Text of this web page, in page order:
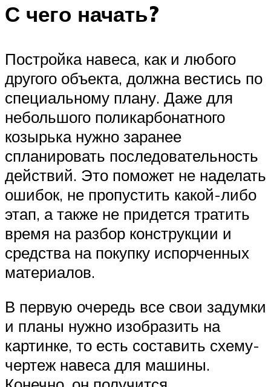
С чего начать?
Постройка навеса, как и любого
другого объекта, должна вестись по
специальному плану. Даже для
небольшого поликарбонатного
козырька нужно заранее
спланировать последовательность
действий. Это поможет не наделать
ошибок, не пропустить какой-либо
этап, а также не придется тратить
время на разбор конструкции и
средства на покупку испорченных
материалов.
В первую очередь все свои задумки
и планы нужно изобразить на
картинке, то есть составить схему-
чертеж навеса для машины.